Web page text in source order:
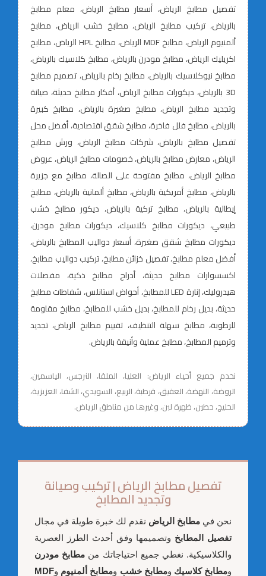
تفصيل مطابخ الرياض، أسعار مطابخ الرياض، معلم مطابخ
بالرياض، تركيب مطابخ الرياض، مطابخ خشب الرياض، مطابخ
ألمنيوم الرياض، مطابخ MDF الرياض، مطابخ HPL الرياض، مطابخ
اكريليك الرياض، مطابخ مودرن بالرياض، مطابخ كلاسيك بالرياض،
مطابخ نيوكلاسيك بالرياض، مطابخ رخام بالرياض، تصميم مطابخ
3D بالرياض، ديكورات مطابخ الرياض، أفكار مطابخ حديثة، صيانة
وتجديد مطابخ الرياض، مطابخ صغيرة بالرياض، مطابخ كبيرة
بالرياض، مطابخ فلل فاخرة، مطابخ شقق اقتصادية، أفضل محل
تفصيل مطابخ بالرياض، شركات مطابخ الرياض، ورش مطابخ
الرياض، معارض مطابخ بالرياض، خصومات مطابخ الرياض، عروض
مطابخ الرياض، مطابخ مفتوحة على الصالة، مطابخ مع جزيرة
بالرياض، مطابخ أمريكية بالرياض، مطابخ ألمانية بالرياض، مطابخ
إيطالية بالرياض، مطابخ تركية بالرياض، ديكور مطابخ خشب
طبيعي، ديكورات مطابخ كلاسيك، ديكورات مطابخ مودرن،
ديكورات مطابخ شقق صغيرة، أسعار دواليب المطابخ بالرياض،
أفضل معلم مطابخ، تفصيل خزائن مطابخ، تركيب دواليب مطابخ،
اكسسوارات مطابخ حديثة، أدراج مطابخ ذكية، مفصلات
هيدروليك، إنارة LED للمطابخ، أحواض استانلس، شفاطات مطابخ
حديثة، بديل رخام للمطابخ، بديل خشب للمطابخ، مطابخ مقاومة
للرطوبة، مطابخ سهلة التنظيف، تقييم مطابخ الرياض، تجديد
وترميم المطابخ، مطابخ عملية وأنيقة بالرياض.
نخدم جميع أحياء الرياض: العليا، الملقا، النرجس، الياسمين،
الروضة، النهضة، العقيق، قرطبة، الربيع، السويدي، الشفا، العزيزية،
الخليج، حطين، ظهرة لبن، وغيرها من مناطق الرياض.
تفصيل مطابخ الرياض | تركيب وصيانة
وتجديد المطابخ
نحن في مطابخ الرياض نقدم لك خبرة طويلة في مجال
تفصيل المطابخ وتصميمها وفق أحدث الطرز العصرية
والكلاسيكية. نغطي جميع احتياجاتك من مطابخ مودرن
ومطابخ كلاسيك ومطابخ خشب ومطابخ ألمنيوم وMDF